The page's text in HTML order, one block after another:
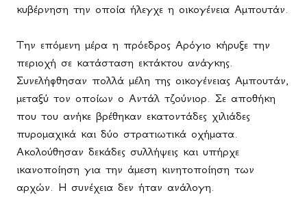
κυβέρνηση την οποία ήλεγχε η οικογένεια Αμπουτάν.
Την επόμενη μέρα η πρόεδρος Αρόγιο κήρυξε την
περιοχή σε κατάσταση εκτάκτου ανάγκης.
Συνελήφθησαν πολλά μέλη της οικογένειας Αμπουτάν,
μεταξύ τον οποίων ο Αντάλ τζούνιορ. Σε αποθήκη
που του ανήκε βρέθηκαν εκατοντάδες χιλιάδες
πυρομαχικά και δύο στρατιωτικά οχήματα.
Ακολούθησαν δεκάδες συλλήψεις και υπήρχε
ικανοποίηση για την άμεση κινητοποίηση των
αρχών. Η συνέχεια δεν ήταν ανάλογη.